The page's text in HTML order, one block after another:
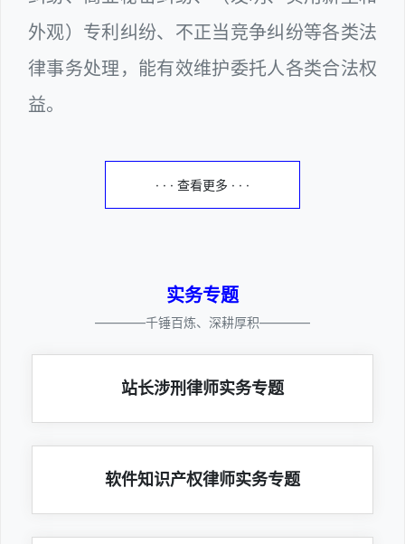
外观）专利纠纷、不正当竞争纠纷等各类法
律事务处理，能有效维护委托人各类合法权
益。
· · · 查看更多 · · ·
实务专题
————千锤百炼、深耕厚积————
站长涉刑律师实务专题
软件知识产权律师实务专题